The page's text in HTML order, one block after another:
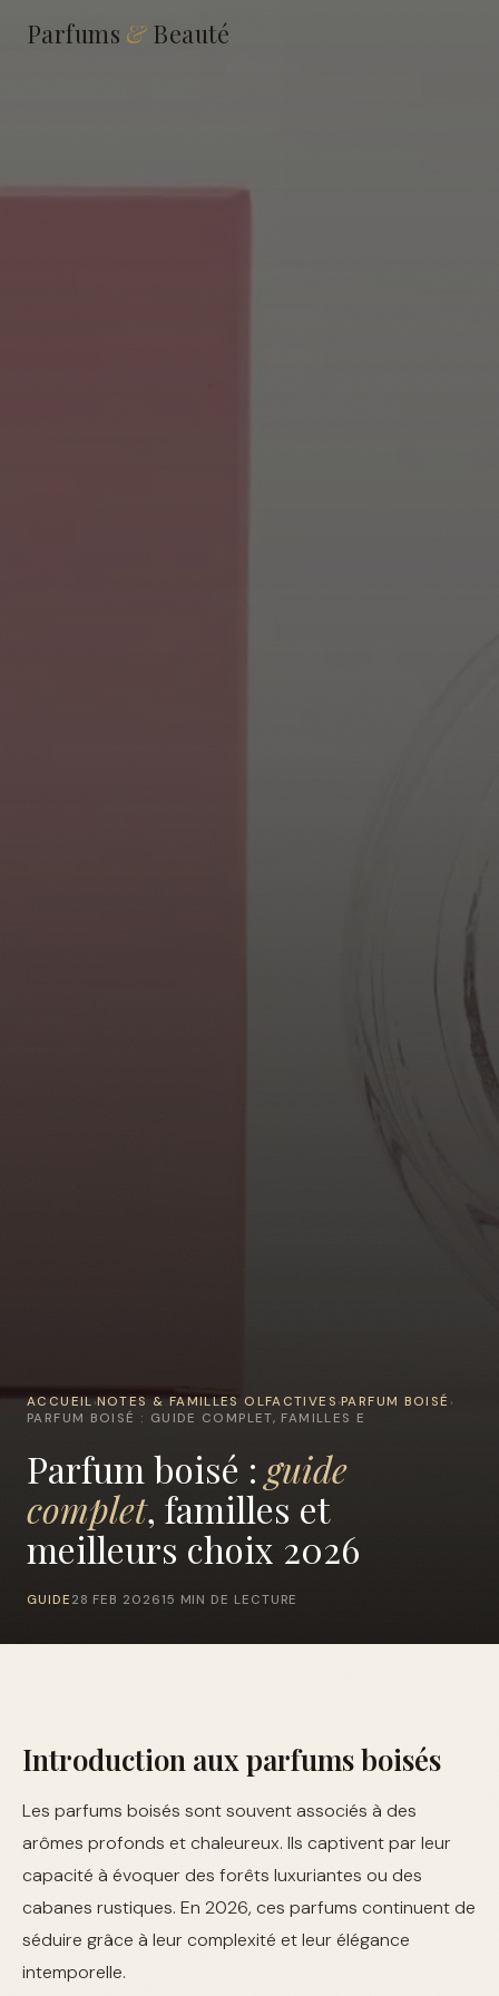
Parfums &Beauté
ACCUEIL›NOTES & FAMILLES OLFACTIVES ›PARFUM BOISÉ ›
PARFUM BOISÉ : GUIDE COMPLET, FAMILLES E
Parfum boisé : guide
complet, familles et
meilleurs choix 2026
GUIDE 28 FEB 202615 MIN DE LECTURE
Introduction aux parfums boisés
Les parfums boisés sont souvent associés à des
arômes profonds et chaleureux. Ils captivent par leur
capacité à évoquer des forêts luxuriantes ou des
cabanes rustiques. En 2026, ces parfums continuent de
séduire grâce à leur complexité et leur élégance
intemporelle.